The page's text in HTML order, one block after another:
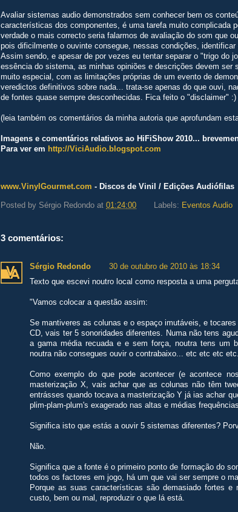
Avaliar sistemas audio demonstrados sem conhecer bem os
características dos componentes, é uma tarefa muito complicada
verdade o mais correcto seria falarmos de avaliação do som que
pois dificilmente o ouvinte consegue, nessas condições,
Assim sendo, e apesar de por vezes eu tentar separar o "trigo do
essência do sistema, as minhas opiniões e descrições devem ser
muito especial, com as limitações próprias de um evento de
veredictos definitivos sobre nada... trata-se apenas do que ouvi,
de fontes quase sempre desconhecidas. Fica feito o "disclaimer" :)
(leia também os comentários da minha autoria que aprofundam
Imagens e comentários relativos ao HiFiShow 2010...
Para ver em http://ViciAudio.blogspot.com
www.VinylGourmet.com - Discos de Vinil / Edições Audiófilas
Posted by Sérgio Redondo at 01:24:00 Labels: Eventos Audio
3 comentários:
Sérgio Redondo
30 de outubro de 2010 às 18:34
Texto que escevi noutro local como resposta a uma
"Vamos colocar a questão assim:
Se mantiveres as colunas e o espaço imutáveis, e
CD, vais ter 5 sonoridades diferentes. Numa não tens
a gama média recuada e e sem força, noutra tens um
noutra não consegues ouvir o contrabaixo... etc etc etc
Como exemplo do que pode acontecer (e acontece
masterização X, vais achar que as colunas não têm
entrásses quando tocava a masterização Y já ias achar
plim-plam-plum's exagerado nas altas e médias
Significa isto que estás a ouvir 5 sistemas diferentes?
Não.
Significa que a fonte é o primeiro ponto de formação do
todos os factores em jogo, há um que vai ser sempre o
Porque as suas características são demasiado fortes
custo, bem ou mal, reproduzir o que lá está.